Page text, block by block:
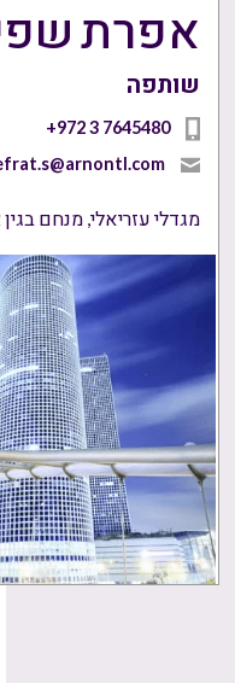
אפרת
שותפה
+972 3 7645480
מגדלי עזריאלי, מנחם בגין 132, תל אביב